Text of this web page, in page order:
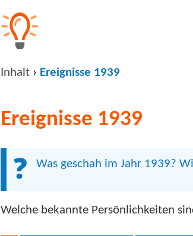
Inhalt › Ereignisse 1939
Ereignisse 1939
Was geschah im Jahr 1939?
Welche bekannte Persönlichkeiten